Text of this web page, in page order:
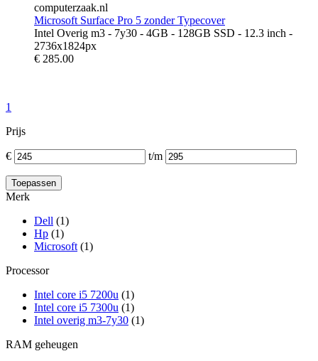
computerzaak.nl
Microsoft Surface Pro 5 zonder Typecover
Intel Overig m3 - 7y30 - 4GB - 128GB SSD - 12.3 inch -
2736x1824px
€ 285.00
1
Prijs
€ t/m
Merk
Dell (1)
Hp (1)
Microsoft (1)
Processor
Intel core i5 7200u (1)
Intel core i5 7300u (1)
Intel overig m3-7y30 (1)
RAM geheugen